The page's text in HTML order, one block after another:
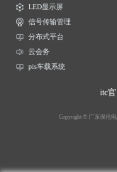
LED显示屏
信号传输管理
分布式平台
云会务
pis车载系统
itc
Copyright © 广东保伦